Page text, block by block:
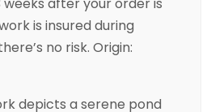
is insured during
no risk. Origin:
depicts a serene pond